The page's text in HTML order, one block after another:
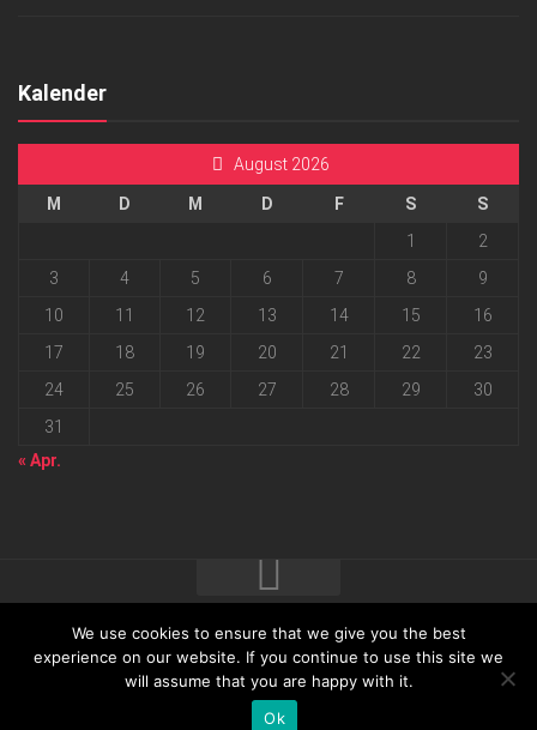
Kalender
August 2026
M D M D F S
S
1
2
3
4 5 6 7 8
9
10
11 12 13 14 15
16
17
18 19 20 21 22
23
24
25 26 27 28 29
30
31
« Apr.
2026 progressmedia Verlag & Werbeagentur GmbH • Bautzner
Landstraße 62 • 01324 Dresden
We use cookies to ensure that we give you the best
experience on our website. If you continue to use this site we
will assume that you are happy with it.
Ok